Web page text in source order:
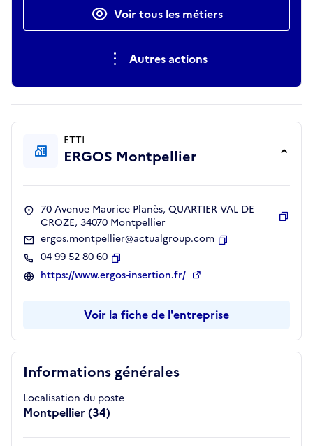
Voir tous les métiers
Autres actions
Informations générales
Localisation du poste
Montpellier (34)
ETTI
ERGOS Montpellier
70 Avenue Maurice Planès, QUARTIER VAL DE
CROZE, 34070 Montpellier
ergos.montpellier@actualgroup.com
04 99 52 80 60
Copier
https://www.ergos-insertion.fr/
Voir la fiche de l'entreprise